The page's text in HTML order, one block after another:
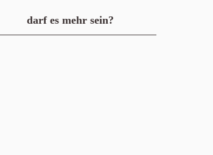
darf es mehr sein?